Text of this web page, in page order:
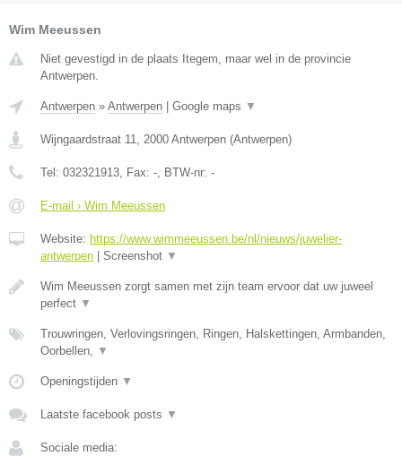
Wim Meeussen
Niet gevestigd in de plaats Itegem, maar wel in de provincie
Antwerpen.
Antwerpen » Antwerpen Google maps ▼
Wijngaardstraat 11, 2000 Antwerpen (Antwerpen)
Tel: 032321913, Fax: -, BTW-nr: -
E-mail › Wim Meeussen
Website: https://www.wimmeeussen.be/nl/nieuws/juwelier-
antwerpen
Screenshot ▼
Wim Meeussen zorgt samen met zijn team ervoor dat uw juweel
perfect ▼
Trouwringen, Verlovingsringen, Ringen, Halskettingen, Armbanden,
Oorbellen, ▼
Openingstijden ▼
Laatste facebook posts ▼
Sociale media: